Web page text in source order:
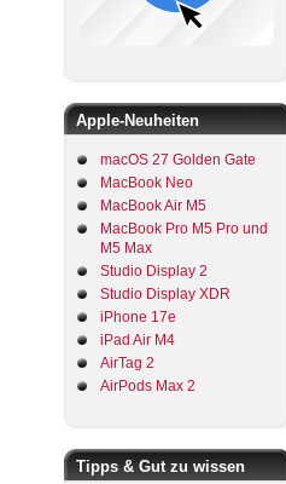
Apple-Neuheiten
macOS 27 Golden Gate
MacBook Neo
MacBook Air M5
MacBook Pro M5 Pro und
M5 Max
Studio Display 2
Studio Display XDR
iPhone 17e
iPad Air M4
AirTag 2
AirPods Max 2
Tipps & Gut zu wissen